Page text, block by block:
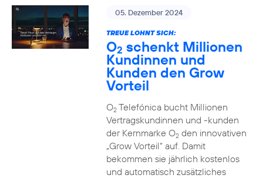
05. Dezember 2024
TREUE LOHNT SICH:
O2 schenkt Millionen
Kundinnen und
Kunden den Grow
Vorteil
O2Telefónica bucht Millionen
Vertragskundinnen und -kunden
der Kernmarke O2den innovativen
„Grow Vorteil“ auf. Damit
bekommen sie jährlich kostenlos
und automatisch zusätzliches